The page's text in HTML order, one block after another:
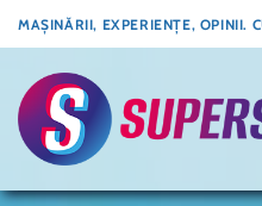
Skip
to
content
MAȘINĂRII, EXPERIENȚE, OPINII.